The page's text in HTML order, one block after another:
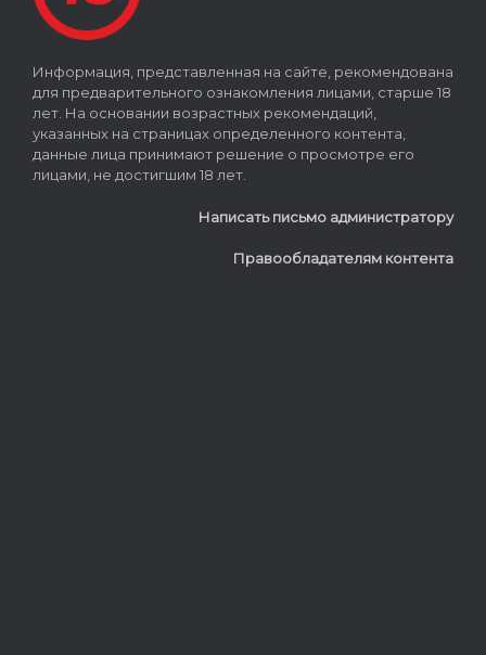
Информация, представленная на сайте, рекомендована
для предварительного ознакомления лицами, старше 18
лет. На основании возрастных рекомендаций,
указанных на страницах определенного контента,
данные лица принимают решение о просмотре его
лицами, не достигшим 18 лет.
Написать письмо администратору
Правообладателям контента